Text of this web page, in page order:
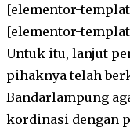
[elementor-
[elementor-
Untuk itu, lanjut
pihaknya telah
Bandarlampung
kordinasi dengan